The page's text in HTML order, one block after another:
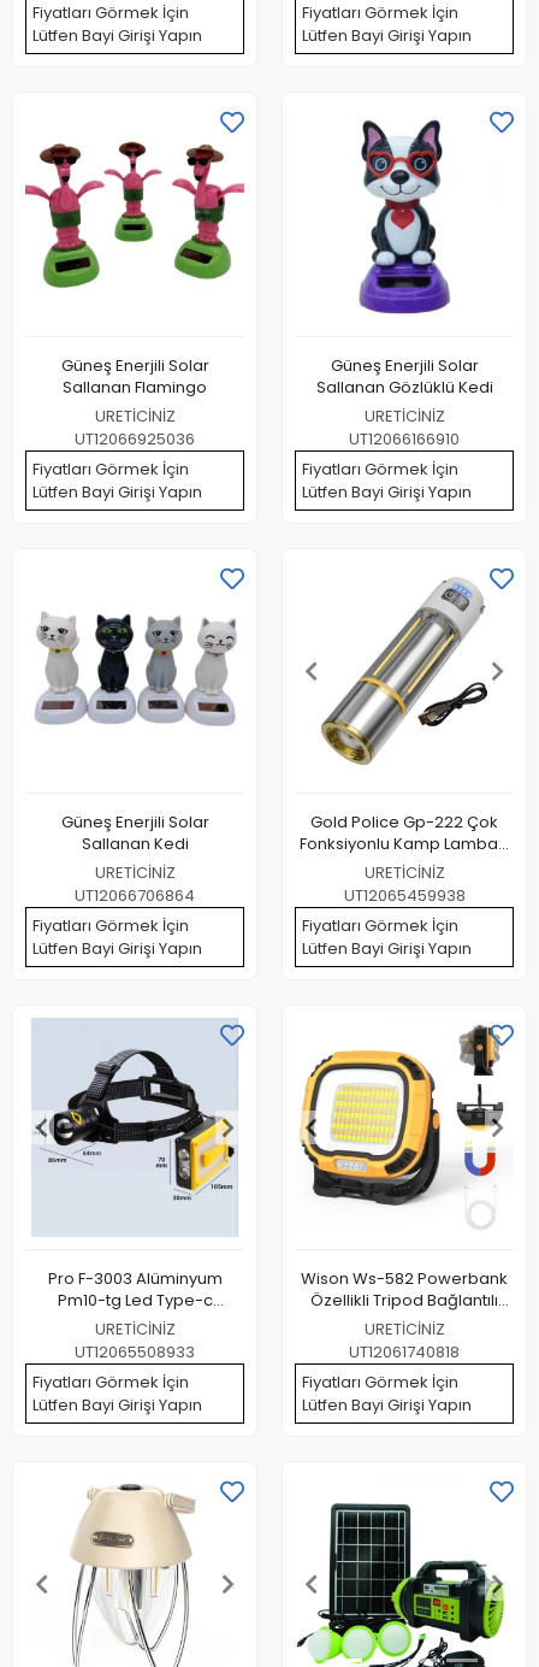
Fiyatları Görmek İçin
Lütfen Bayi Girişi Yapın
Fiyatları Görmek İçin
Lütfen Bayi Girişi Yapın
Güneş Enerjili Solar
Sallanan Flamingo
URETİCİNİZ
UT12066925036
Fiyatları Görmek İçin
Lütfen Bayi Girişi Yapın
Güneş Enerjili Solar
Sallanan Gözlüklü Kedi
URETİCİNİZ
UT12066166910
Fiyatları Görmek İçin
Lütfen Bayi Girişi Yapın
Güneş Enerjili Solar
Sallanan Kedi
URETİCİNİZ
UT12066706864
Fiyatları Görmek İçin
Lütfen Bayi Girişi Yapın
Gold Police Gp-222 Çok
Fonksiyonlu Kamp Lambası
1000 Lümen
URETİCİNİZ
UT12065459938
Fiyatları Görmek İçin
Lütfen Bayi Girişi Yapın
Pro F-3003 Alüminyum
Pm10-tg Led Type-c
Powerbank Ve Solar Şarjlı
Kamp Kafa Feneri
URETİCİNİZ
UT12065508933
Fiyatları Görmek İçin
Lütfen Bayi Girişi Yapın
Wison Ws-582 Powerbank
Özellikli Tripod Bağlantılı
Mıknatıslı 3500 Lümen Usb
Şarjlı Çalışma Feneri
URETİCİNİZ
UT12061740818
Fiyatları Görmek İçin
Lütfen Bayi Girişi Yapın